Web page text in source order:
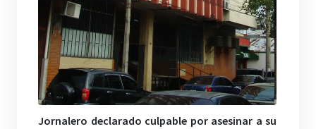
Jornalero declarado culpable por asesinar a su